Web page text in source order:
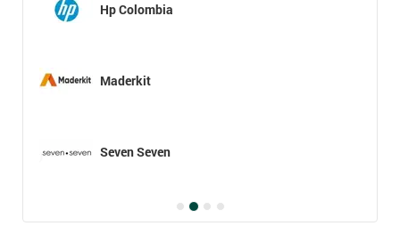
Hp Colombia
Maderkit
Seven Seven